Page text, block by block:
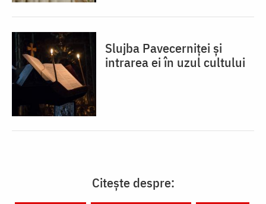
Slujba Pavecerniței și
intrarea ei în uzul cultului
Citește despre: